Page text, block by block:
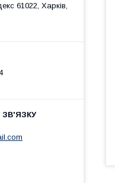
61022, Харків,